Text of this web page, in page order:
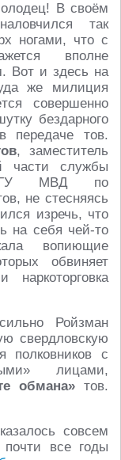
В своём
так
ногами, что с
вполне
Вот и здесь на
же милиция
совершенно
бездарного
передаче тов.
, заместитель
части службы
ГУ МВД по
не стесняясь
изречь, что
на себя чей-то
вопиющие
обвиняет
Ройзман
свердловскую
полковников с
лицами,
обмана» тов.
совсем
почти все годы